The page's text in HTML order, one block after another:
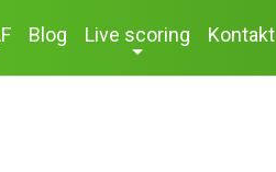
Blog Live scoring Kontakt